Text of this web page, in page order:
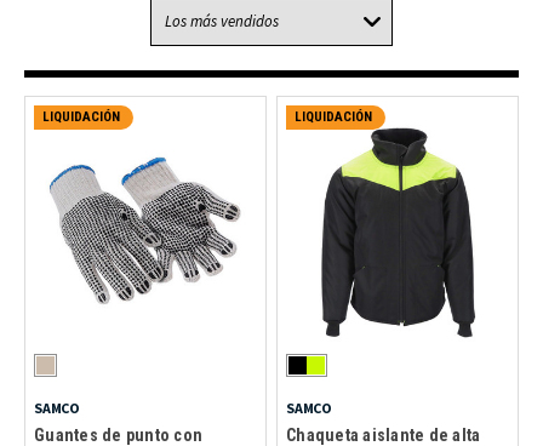
LIQUIDACIÓN
SAMCO
Guantes de punto con
LIQUIDACIÓN
SAMCO
Chaqueta aislante de alta